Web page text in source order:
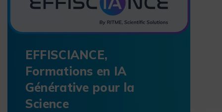
EFFISCIANCE,
Formations en IA
Générative pour la
Science